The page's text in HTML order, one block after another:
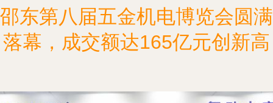
邵东第八届五金机电博览会圆满
落幕，成交额达165亿元创新高